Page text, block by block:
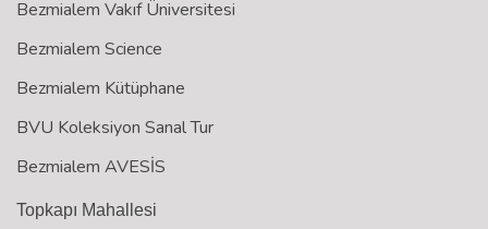
Bezmialem Vakıf Üniversitesi
Bezmialem Science
Bezmialem Kütüphane
BVU Koleksiyon Sanal Tur
Bezmialem AVESİS
Topkapı Mahallesi